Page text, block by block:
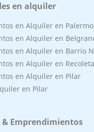
en alquiler
en Alquiler en Palermo
en Alquiler en
en Alquiler en Barrio
en Alquiler en Recoleta
en Alquiler en Pilar
en Pilar
Emprendimientos